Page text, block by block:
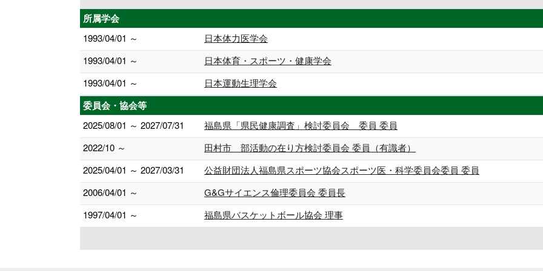
所属学会
1993/04/01 ～
日本体力医学会
1993/04/01 ～
日本体育・スポーツ・健康学会
1993/04/01 ～
日本運動生理学会
委員会・協会等
2025/08/01 ～ 2027/07/31
福島県「県民健康調査」検討委員会 委員 委員
2022/10 ～
田村市 部活動の在り方検討委員会 委員（有識者）
2025/04/01 ～ 2027/03/31
公益財団法人福島県スポーツ協会スポーツ医・科学委員会委員 委員
2006/04/01 ～
G&Gサイエンス倫理委員会 委員長
1997/04/01 ～
福島県バスケットボール協会 理事